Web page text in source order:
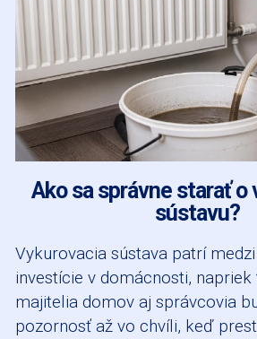
Ako sa správne starať o
sústavu?
Vykurovacia sústava patrí
investície v domácnosti,
majitelia domov aj správcovia
pozornosť až vo chvíli, keď